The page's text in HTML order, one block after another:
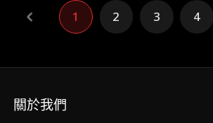
1 2 3 4
關於我們